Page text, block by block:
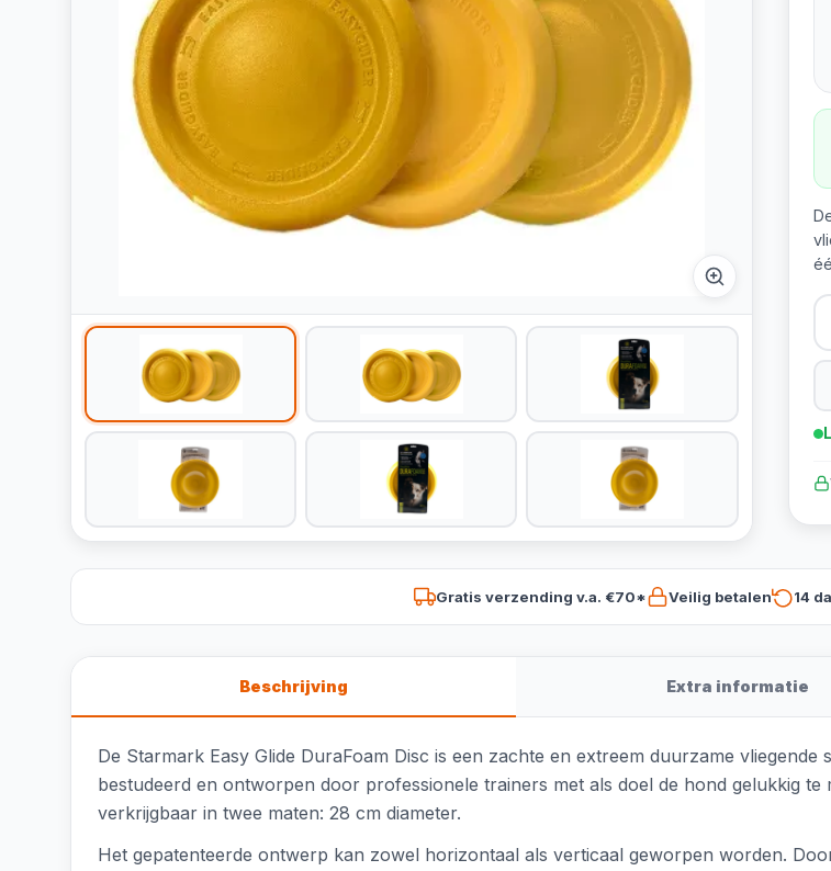
Gratis verzending v.a. €70* Veilig betalen 14
Beschrijving Extra informatie
De Starmark Easy Glide DuraFoam Disc is een zachte en extreem duurzame
bestudeerd en ontworpen door professionele trainers met als doel de hond gelukkig
verkrijgbaar in twee maten: 28 cm diameter.
Het gepatenteerde ontwerp kan zowel horizontaal als verticaal geworpen worden.